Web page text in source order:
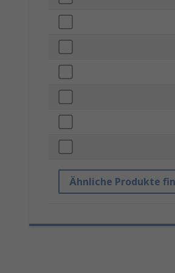
Ähnliche Produkte